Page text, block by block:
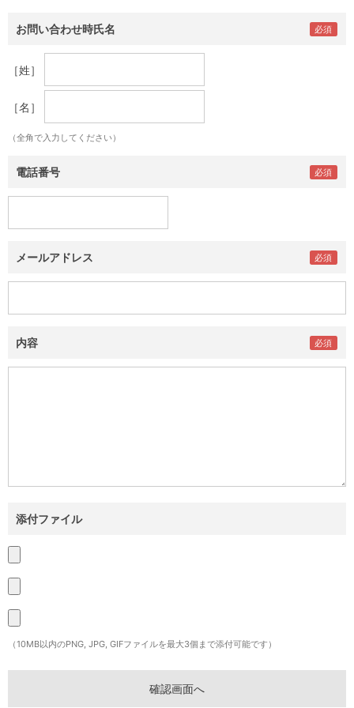
お問い合わせ時氏名
［姓］
［名］
（全角で入力してください）
電話番号
メールアドレス
内容
添付ファイル
（10MB以内のPNG, JPG, GIFファイルを最大3個まで添付可能です）